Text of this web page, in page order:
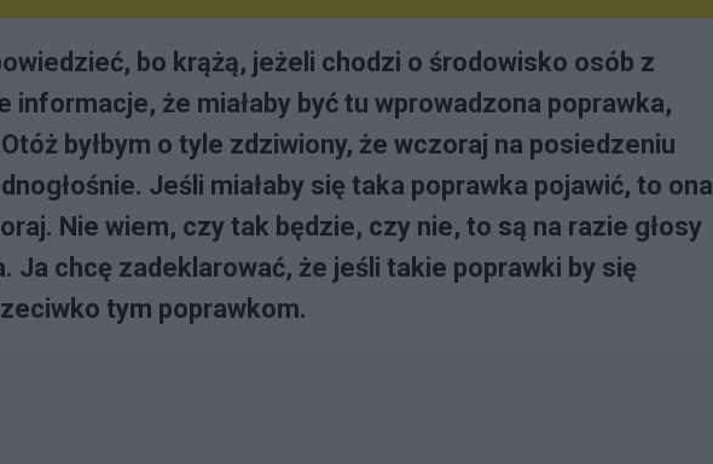
bo krążą, jeżeli chodzi o środowisko osób z
informacje, że miałaby być tu wprowadzona poprawka,
byłbym o tyle zdziwiony, że wczoraj na posiedzeniu
Jeśli miałaby się taka poprawka pojawić, to ona
Nie wiem, czy tak będzie, czy nie, to są na razie głosy
Ja chcę zadeklarować, że jeśli takie poprawki by się
tym poprawkom.